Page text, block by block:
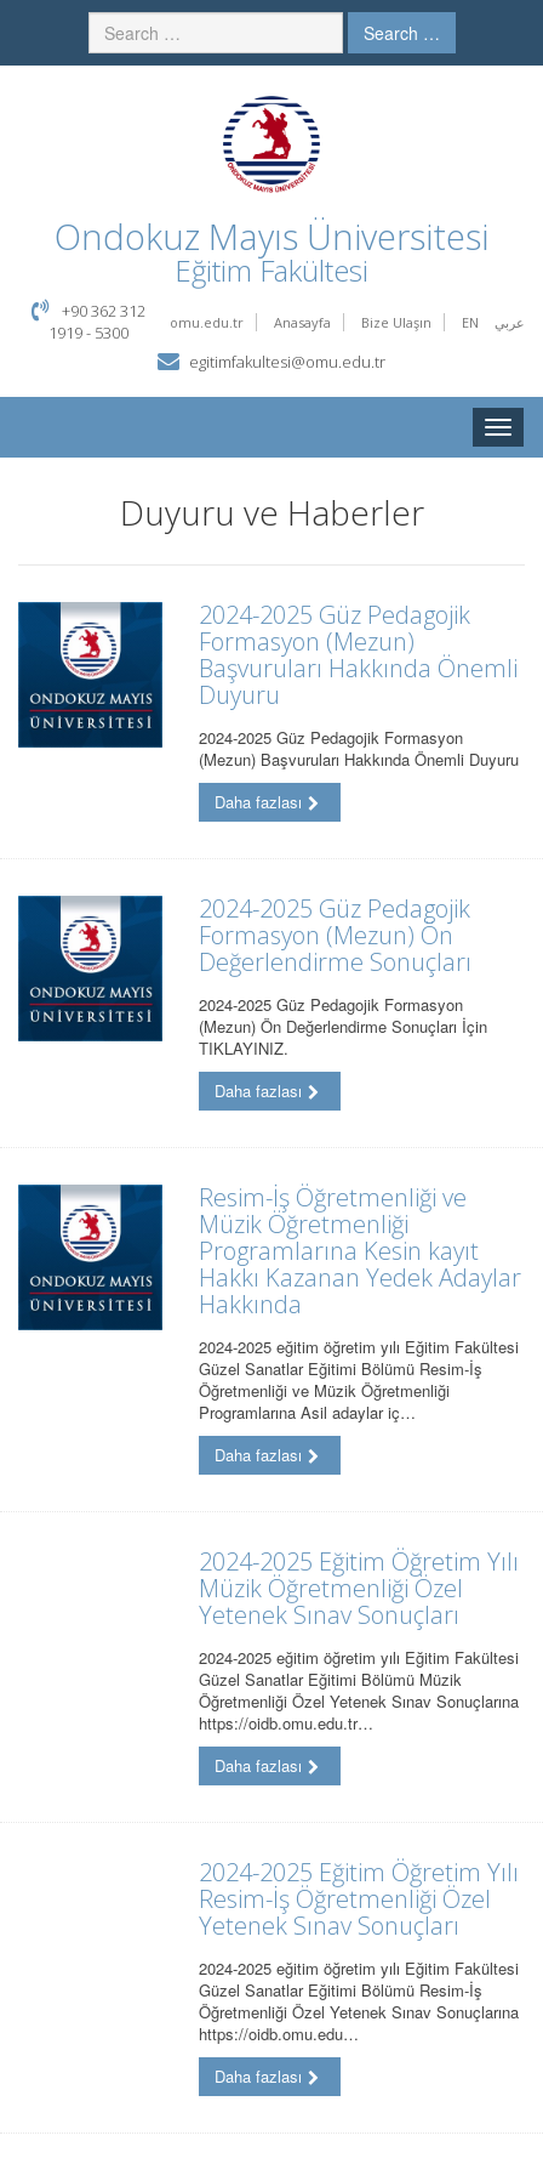
Search …
Ondokuz Mayıs Üniversitesi
Eğitim Fakültesi
omu.edu.tr Anasayfa Bize Ulaşın EN عربي
+90 362 312
1919 - 5300
egitimfakultesi@omu.edu.tr
Toggle
Duyuru ve Haberler
2024-2025 Güz Pedagojik
Formasyon (Mezun)
Başvuruları Hakkında Önemli
Duyuru
2024-2025 Güz Pedagojik Formasyon
(Mezun) Başvuruları Hakkında Önemli Duyuru
Daha fazlası
2024-2025 Güz Pedagojik
Formasyon (Mezun) Ön
Değerlendirme Sonuçları
2024-2025 Güz Pedagojik Formasyon
(Mezun) Ön Değerlendirme Sonuçları İçin
TIKLAYINIZ.
Daha fazlası
Resim-İş Öğretmenliği ve
Müzik Öğretmenliği
Programlarına Kesin kayıt
Hakkı Kazanan Yedek Adaylar
Hakkında
2024-2025 eğitim öğretim yılı Eğitim Fakültesi
Güzel Sanatlar Eğitimi Bölümü Resim-İş
Öğretmenliği ve Müzik Öğretmenliği
Programlarına Asil adaylar iç…
Daha fazlası
2024-2025 Eğitim Öğretim Yılı
Müzik Öğretmenliği Özel
Yetenek Sınav Sonuçları
2024-2025 eğitim öğretim yılı Eğitim Fakültesi
Güzel Sanatlar Eğitimi Bölümü Müzik
Öğretmenliği Özel Yetenek Sınav Sonuçlarına
https://oidb.omu.edu.tr…
Daha fazlası
2024-2025 Eğitim Öğretim Yılı
Resim-İş Öğretmenliği Özel
Yetenek Sınav Sonuçları
2024-2025 eğitim öğretim yılı Eğitim Fakültesi
Güzel Sanatlar Eğitimi Bölümü Resim-İş
Öğretmenliği Özel Yetenek Sınav Sonuçlarına
https://oidb.omu.edu…
Daha fazlası